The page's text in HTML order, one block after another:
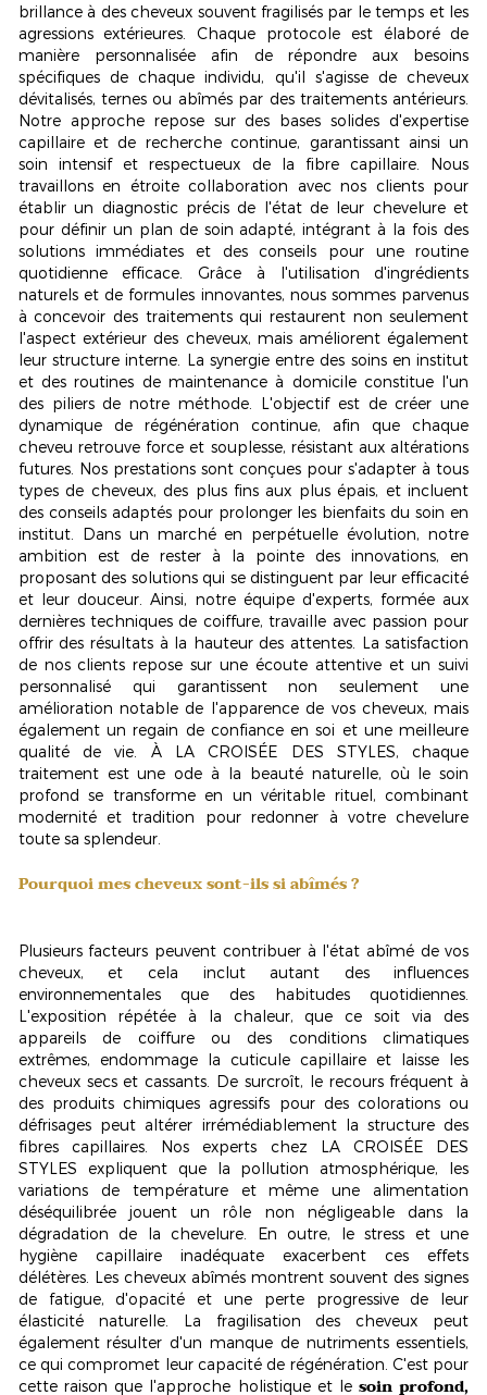
brillance à des cheveux souvent fragilisés par le temps et les
agressions extérieures. Chaque protocole est élaboré de
manière personnalisée afin de répondre aux besoins
spécifiques de chaque individu, qu'il s'agisse de cheveux
dévitalisés, ternes ou abîmés par des traitements antérieurs.
Notre approche repose sur des bases solides d'expertise
capillaire et de recherche continue, garantissant ainsi un
soin intensif et respectueux de la fibre capillaire. Nous
travaillons en étroite collaboration avec nos clients pour
établir un diagnostic précis de l'état de leur chevelure et
pour définir un plan de soin adapté, intégrant à la fois des
solutions immédiates et des conseils pour une routine
quotidienne efficace. Grâce à l'utilisation d'ingrédients
naturels et de formules innovantes, nous sommes parvenus
à concevoir des traitements qui restaurent non seulement
l'aspect extérieur des cheveux, mais améliorent également
leur structure interne. La synergie entre des soins en institut
et des routines de maintenance à domicile constitue l'un
des piliers de notre méthode. L'objectif est de créer une
dynamique de régénération continue, afin que chaque
cheveu retrouve force et souplesse, résistant aux altérations
futures. Nos prestations sont conçues pour s'adapter à tous
types de cheveux, des plus fins aux plus épais, et incluent
des conseils adaptés pour prolonger les bienfaits du soin en
institut. Dans un marché en perpétuelle évolution, notre
ambition est de rester à la pointe des innovations, en
proposant des solutions qui se distinguent par leur efficacité
et leur douceur . Ainsi, notre équipe d'experts, formée aux
dernières techniques de coiffure, travaille avec passion pour
offrir des résultats à la hauteur des attentes. La satisfaction
de nos clients repose sur une écoute attentive et un suivi
personnalisé qui garantissent non seulement une
amélioration notable de l'apparence de vos cheveux, mais
également un regain de confiance en soi et une meilleure
qualité de vie. À LA CROISÉE DES STYLES, chaque
traitement est une ode à la beauté naturelle, où le soin
profond se transforme en un véritable rituel, combinant
modernité et tradition pour redonner à votre chevelure
toute sa splendeur.
Pourquoi mes cheveux sont-ils si abîmés ?
Plusieurs facteurs peuvent contribuer à l'état abîmé de vos
cheveux, et cela inclut autant des influences
environnementales que des habitudes quotidiennes.
L'exposition répétée à la chaleur, que ce soit via des
appareils de coiffure ou des conditions climatiques
extrêmes, endommage la cuticule capillaire et laisse les
cheveux secs et cassants . De surcroît, le recours fréquent à
des produits chimiques agressifs pour des colorations ou
défrisages peut altérer irrémédiablement la structure des
fibres capillaires. Nos experts chez LA CROISÉE DES
STYLES expliquent que la pollution atmosphérique, les
variations de température et même une alimentation
déséquilibrée jouent un rôle non négligeable dans la
dégradation de la chevelure. En outre, le stress et une
hygiène capillaire inadéquate exacerbent ces effets
délétères. Les cheveux abîmés montrent souvent des signes
de fatigue, d'opacité et une perte progressive de leur
élasticité naturelle. La fragilisation des cheveux peut
également résulter d'un manque de nutriments essentiels,
ce qui compromet leur capacité de régénération. C'est pour
cette raison que l'approche holistique et lesoin profond,